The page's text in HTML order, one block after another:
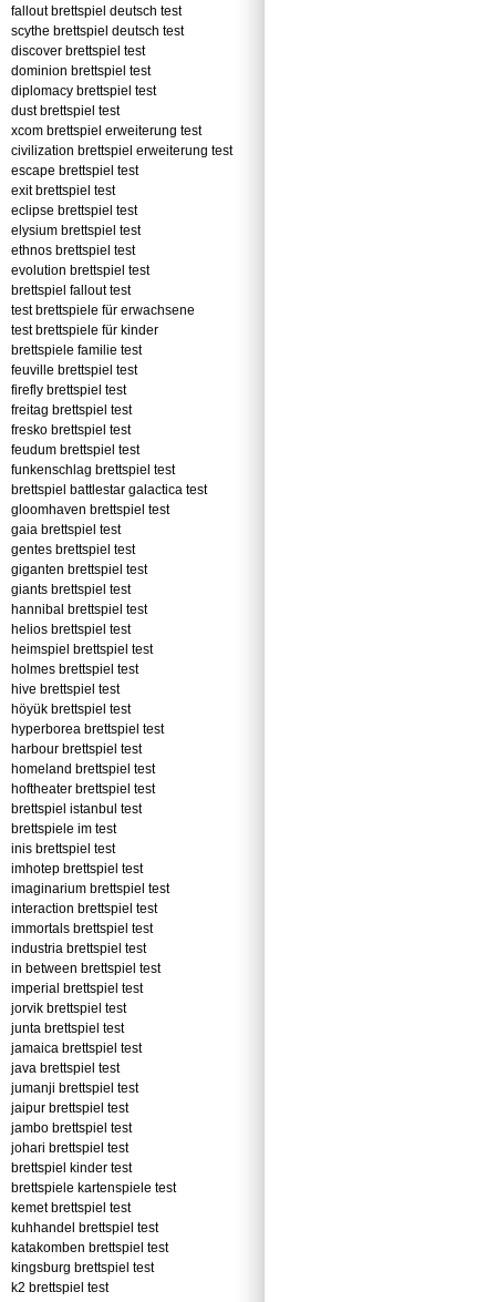
fallout brettspiel deutsch test
scythe brettspiel deutsch test
discover brettspiel test
dominion brettspiel test
diplomacy brettspiel test
dust brettspiel test
xcom brettspiel erweiterung test
civilization brettspiel erweiterung test
escape brettspiel test
exit brettspiel test
eclipse brettspiel test
elysium brettspiel test
ethnos brettspiel test
evolution brettspiel test
brettspiel fallout test
test brettspiele für erwachsene
test brettspiele für kinder
brettspiele familie test
feuville brettspiel test
firefly brettspiel test
freitag brettspiel test
fresko brettspiel test
feudum brettspiel test
funkenschlag brettspiel test
brettspiel battlestar galactica test
gloomhaven brettspiel test
gaia brettspiel test
gentes brettspiel test
giganten brettspiel test
giants brettspiel test
hannibal brettspiel test
helios brettspiel test
heimspiel brettspiel test
holmes brettspiel test
hive brettspiel test
höyük brettspiel test
hyperborea brettspiel test
harbour brettspiel test
homeland brettspiel test
hoftheater brettspiel test
brettspiel istanbul test
brettspiele im test
inis brettspiel test
imhotep brettspiel test
imaginarium brettspiel test
interaction brettspiel test
immortals brettspiel test
industria brettspiel test
in between brettspiel test
imperial brettspiel test
jorvik brettspiel test
junta brettspiel test
jamaica brettspiel test
java brettspiel test
jumanji brettspiel test
jaipur brettspiel test
jambo brettspiel test
johari brettspiel test
brettspiel kinder test
brettspiele kartenspiele test
kemet brettspiel test
kuhhandel brettspiel test
katakomben brettspiel test
kingsburg brettspiel test
k2 brettspiel test